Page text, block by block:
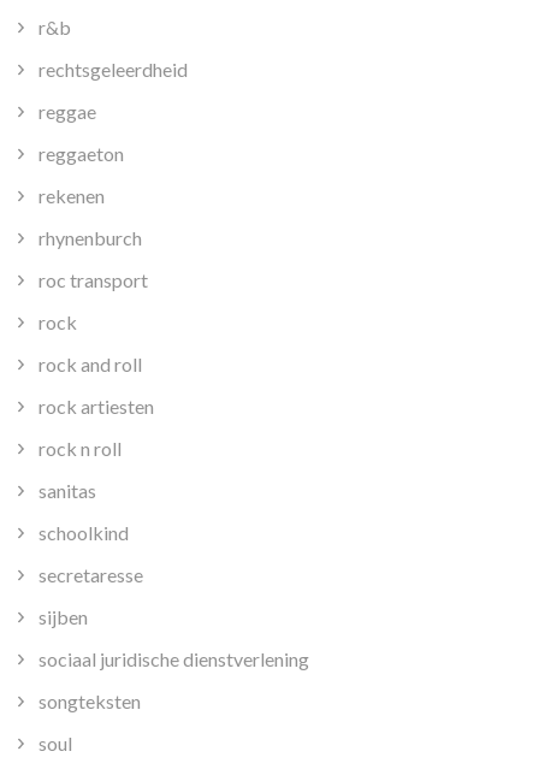
r&b
rechtsgeleerdheid
reggae
reggaeton
rekenen
rhynenburch
roc transport
rock
rock and roll
rock artiesten
rock n roll
sanitas
schoolkind
secretaresse
sijben
sociaal juridische dienstverlening
songteksten
soul